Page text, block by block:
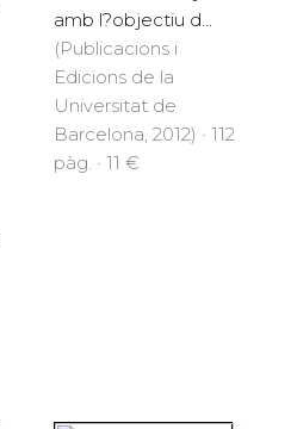
amb l?objectiu d...
(Publicacions i
Edicions de la
Universitat de
Barcelona, 2012) · 112
pàg. · 11 €